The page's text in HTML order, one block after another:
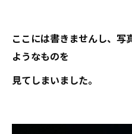
ここには書きませんし、写
ようなものを
見てしまいました。